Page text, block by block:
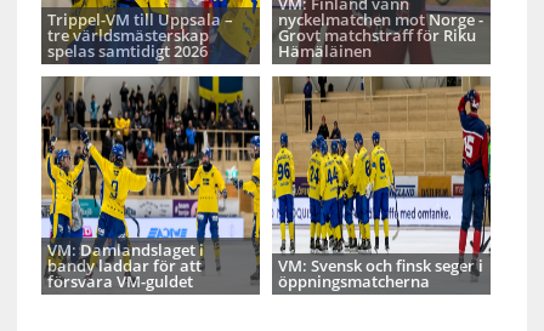
Trippel-VM till Uppsala –
tre världsmästerskap
spelas samtidigt 2026
nyckelmatchen mot Norge -
Grovt matchstraff för Riku
Hämäläinen
VM: Damlandslaget i
bandy laddar för att
försvara VM-guldet
VM: Svensk och finsk seger i
öppningsmatcherna